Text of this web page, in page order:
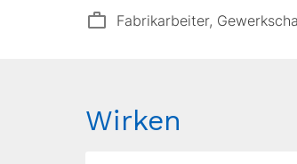
Fabrikarbeiter,
Wirken